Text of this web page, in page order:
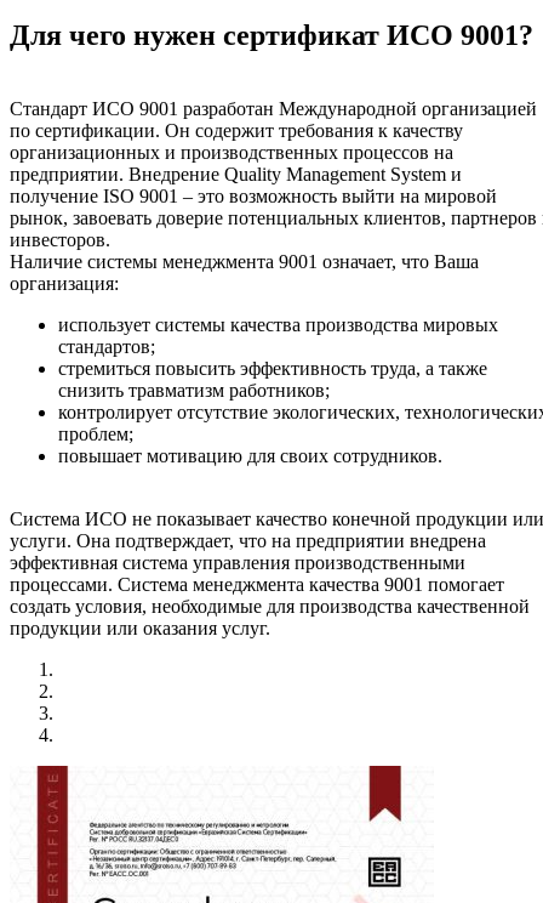
Для чего нужен сертификат ИСО 9001?
Стандарт ИСО 9001 разработан Международной организацией
по сертификации. Он содержит требования к качеству
организационных и производственных процессов на
предприятии. Внедрение Quality Management System и
получение ISO 9001 – это возможность выйти на мировой
рынок, завоевать доверие потенциальных клиентов, партнеров
инвесторов.
Наличие системы менеджмента 9001 означает, что Ваша
организация:
использует системы качества производства мировых
стандартов;
стремиться повысить эффективность труда, а также
снизить травматизм работников;
контролирует отсутствие экологических,
проблем;
повышает мотивацию для своих сотрудников.
Система ИСО не показывает качество конечной продукции или
услуги. Она подтверждает, что на предприятии внедрена
эффективная система управления производственными
процессами. Система менеджмента качества 9001 помогает
создать условия, необходимые для производства качественной
продукции или оказания услуг.